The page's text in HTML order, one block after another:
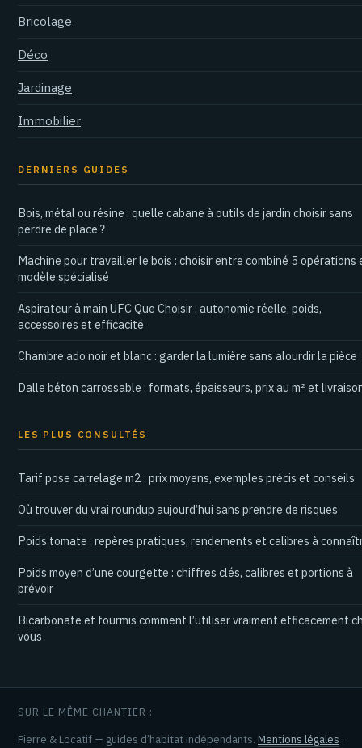
Bricolage
Déco
Jardinage
Immobilier
DERNIERS GUIDES
Bois, métal ou résine : quelle cabane à outils de jardin choisir sans
perdre de place ?
Machine pour travailler le bois : choisir entre combiné 5 opérations
modèle spécialisé
Aspirateur à main UFC Que Choisir : autonomie réelle, poids,
accessoires et efficacité
Chambre ado noir et blanc : garder la lumière sans alourdir la pièce
Dalle béton carrossable : formats, épaisseurs, prix au m² et
LES PLUS CONSULTÉS
Tarif pose carrelage m2 : prix moyens, exemples précis et conseils
Où trouver du vrai roundup aujourd’hui sans prendre de risques
Poids tomate : repères pratiques, rendements et calibres à
Poids moyen d’une courgette : chiffres clés, calibres et portions à
prévoir
Bicarbonate et fourmis comment l’utiliser vraiment efficacement
vous
SUR LE MÊME CHANTIER :
Pierre & Locatif — guides d’habitat indépendants. Mentions légales ·